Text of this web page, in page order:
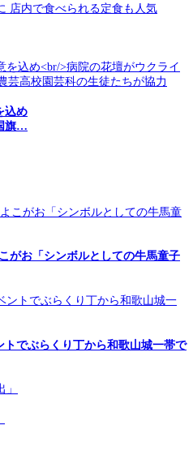
店内で食べられる定食も人気
込め
旗…
がお「シンボルとしての牛馬童子
でぶらくり丁から和歌山城一帯で